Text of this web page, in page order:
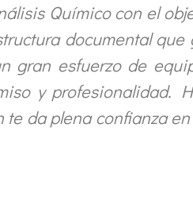
Químico con el
documental
gran esfuerzo de
y
da plena confianza